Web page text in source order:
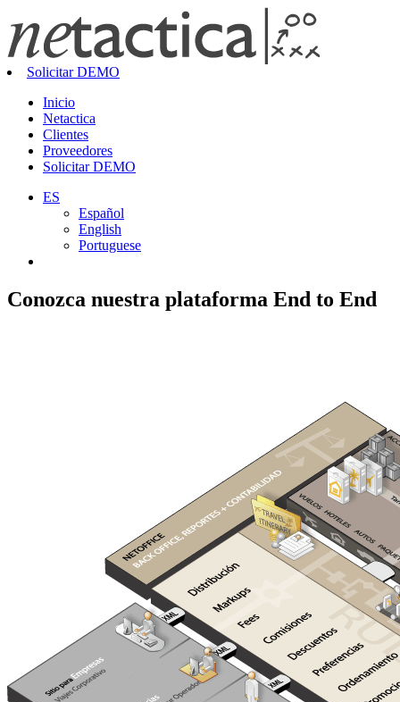
Solicitar DEMO
Inicio
Netactica
Clientes
Proveedores
Solicitar DEMO
ES
Español
English
Portuguese
Conozca nuestra plataforma End to End